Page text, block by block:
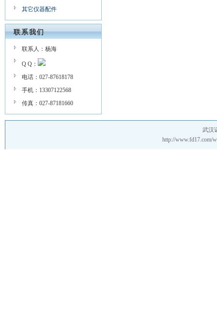
其它仪器配件
联系我们
联系人：杨海
Q Q：
电话：027-87618178
手机：13307122568
传真：027-87181660
武汉
http://www.fd17.com/